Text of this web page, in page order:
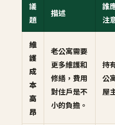
議
題
描述
誰
注
維
護
成
本
高
昂
老公寓需要
更多維護和
修繕，費用
對住戶是不
小的負擔。
持
公
屋